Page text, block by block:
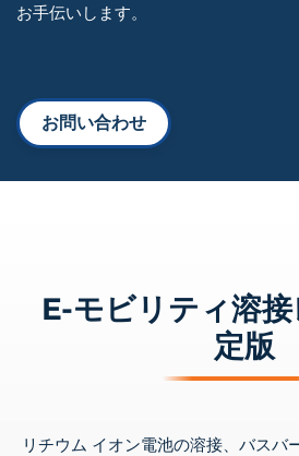
お手伝いします。
お問い合わせ
E-モビリティ溶
定版
リチウム イオン電池の溶接、バスバ